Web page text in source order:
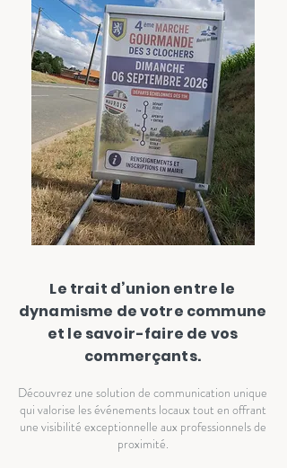
Le trait d’union entre le
dynamisme de votre commune
et le savoir-faire de vos
commerçants.
Découvrez une solution de communication unique
qui valorise les événements locaux tout en offrant
une visibilité exceptionnelle aux professionnels de
proximité.